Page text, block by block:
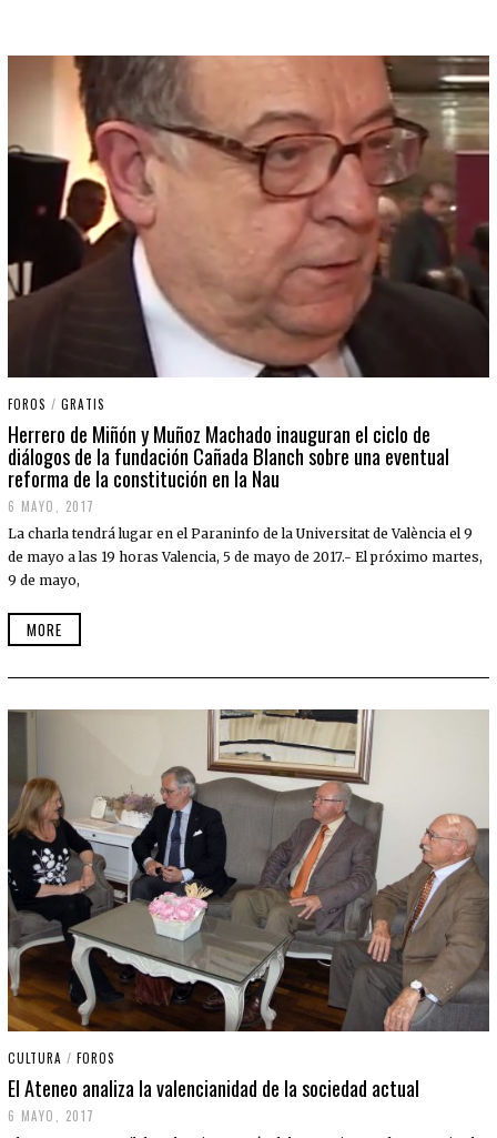
FOROS / GRATIS
Herrero de Miñón y Muñoz Machado inauguran el ciclo de
diálogos de la fundación Cañada Blanch sobre una eventual
reforma de la constitución en la Nau
6 MAYO, 2017
La charla tendrá lugar en el Paraninfo de la Universitat de València el 9
de mayo a las 19 horas Valencia, 5 de mayo de 2017.- El próximo martes,
9 de mayo,
MORE
CULTURA / FOROS
El Ateneo analiza la valencianidad de la sociedad actual
6 MAYO, 2017